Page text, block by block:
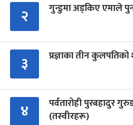
२ गुन्डुमा अड्किए एमाले
३ प्रज्ञाका तीन
४
पर्वतारोही पुरबहादुर
(तस्वीरहरू)